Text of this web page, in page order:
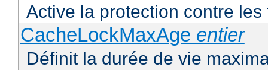
Active la protection contre
CacheLockMaxAge entier
Définit la durée de vie